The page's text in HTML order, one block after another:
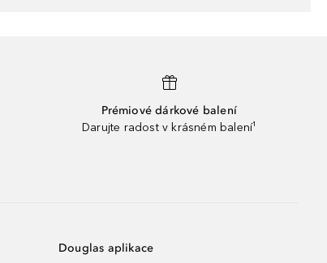
Prémiové dárkové balení
Darujte radost v krásném balení¹
Douglas aplikace